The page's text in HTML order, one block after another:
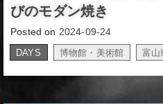
びのモダン焼き
Posted on 2024-09-24
DAYS 博物館・美術館 富山